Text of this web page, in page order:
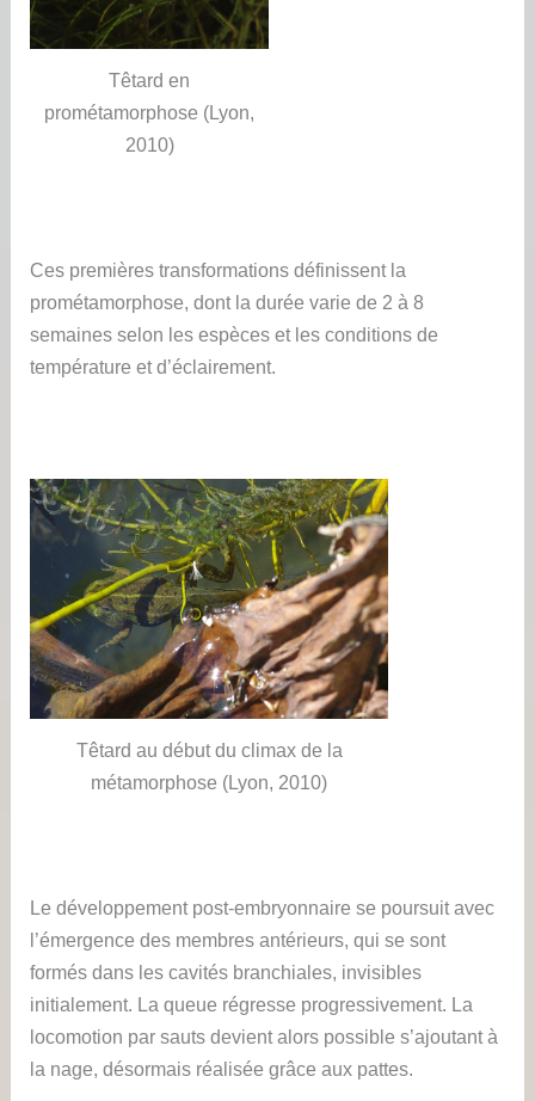
Têtard en
prométamorphose (Lyon,
2010)
Ces premières transformations définissent la
prométamorphose, dont la durée varie de 2 à 8
semaines selon les espèces et les conditions de
température et d’éclairement.
Têtard au début du climax de la
métamorphose (Lyon, 2010)
Le développement post-embryonnaire se poursuit avec
l’émergence des membres antérieurs, qui se sont
formés dans les cavités branchiales, invisibles
initialement. La queue régresse progressivement. La
locomotion par sauts devient alors possible s’ajoutant à
la nage, désormais réalisée grâce aux pattes.